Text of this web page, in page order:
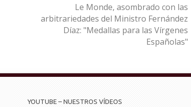
Le Monde, asombrado con las
arbitrariedades del Ministro Fernández
Díaz: "Medallas para las Vírgenes
Españolas"
YOUTUBE – NUESTROS VÍDEOS